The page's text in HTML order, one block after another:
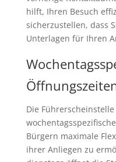
hilft, Ihren Besuch
sicherzustellen, dass
Unterlagen für Ihren
Die
Bürgern maximale
ihrer Anliegen zu